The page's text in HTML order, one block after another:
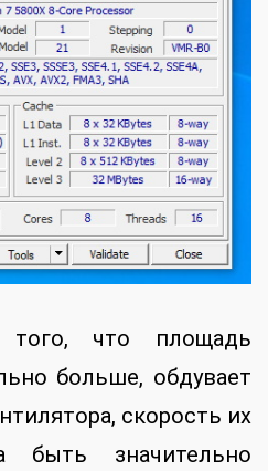
что площадь
больше, обдувает
скорость их
быть значительно